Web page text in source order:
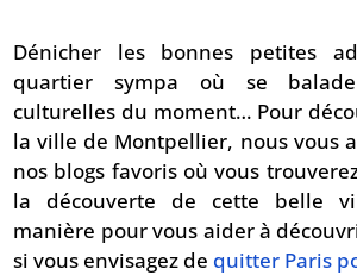
Dénicher les bonnes petites
quartier sympa où se
culturelles du moment… Pour
la ville de Montpellier, nous vous
nos blogs favoris où vous
la découverte de cette belle
manière pour vous aider à
si vous envisagez de quitter Paris